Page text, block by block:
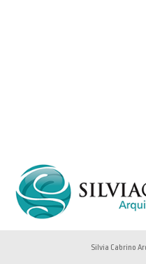
Silvia Cabrino